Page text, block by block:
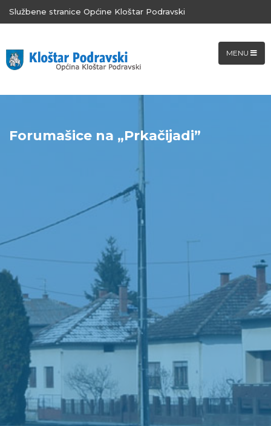
Službene stranice Općine Kloštar Podravski
MENU
Forumašice na „Prkačijadi”